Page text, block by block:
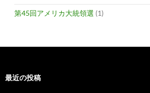
第45回アメリカ大統領選 (1)
最近の投稿